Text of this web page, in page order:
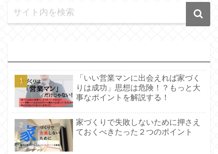
「いい営業マンに出会えれば家づく
りは成功」思想は危険！？もっと大
事なポイントを解説する！
家づくりで失敗しないために押さえ
ておくべきたった２つのポイント